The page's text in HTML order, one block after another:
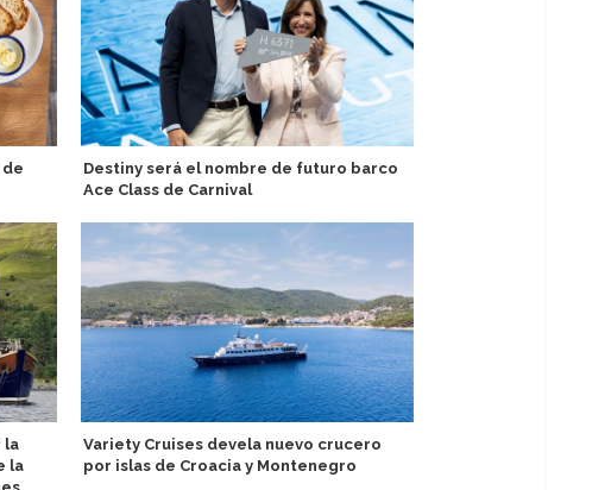
de
la
la
Destiny será el nombre de futuro barco
Ace Class de Carnival
Variety Cruises devela nuevo crucero
por islas de Croacia y Montenegro